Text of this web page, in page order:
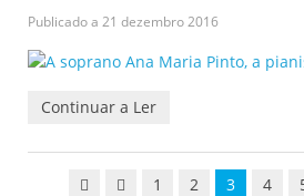
Publicado a 21 dezembro 2016
Continuar a Ler
1 2 3 4